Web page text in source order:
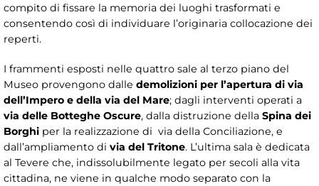
compito di fissare la memoria dei luoghi trasformati e
consentendo così di individuare l’originaria collocazione dei
reperti.
I frammenti esposti nelle quattro sale al terzo piano del
Museo provengono dalle demolizioni per l’apertura di via
dell’Impero e della via del Mare; dagli interventi operati a
via delle Botteghe Oscure, dalla distruzione della Spina dei
Borghi per la realizzazione di via della Conciliazione, e
dall’ampliamento di via del Tritone. L’ultima sala è dedicata
al Tevere che, indissolubilmente legato per secoli alla vita
cittadina, ne viene in qualche modo separato con la